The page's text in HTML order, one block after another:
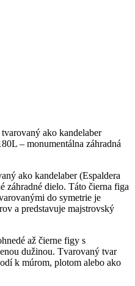
ako kandelaber
– monumentálna záhradná
ako kandelaber (Espaldera
záhradné dielo. Táto čierna figa
do symetrie je
a predstavuje majstrovský
až čierne figy s
dužinou. Tvarovaný tvar
k múrom, plotom alebo ako